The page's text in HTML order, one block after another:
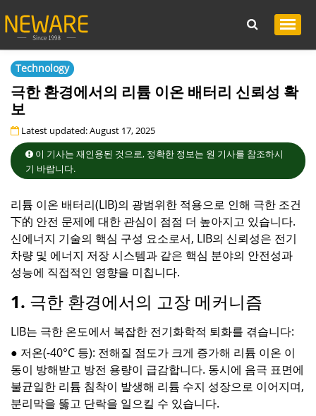
Technology
극한 환경에서의 리튬 이온 배터리 신뢰성 확
보
Latest updated: August 17, 2025
이 기사는 재인용된 것으로, 정확한 정보는 원 기사를 참조하시
기 바랍니다.
리튬 이온 배터리(LIB)의 광범위한 적용으로 인해 극한 조건
下的 안전 문제에 대한 관심이 점점 더 높아지고 있습니다.
신에너지 기술의 핵심 구성 요소로서, LIB의 신뢰성은 전기
차량 및 에너지 저장 시스템과 같은 핵심 분야의 안전성과
성능에 직접적인 영향을 미칩니다.
1. 극한 환경에서의 고장 메커니즘
LIB는 극한 온도에서 복잡한 전기화학적 퇴화를 겪습니다:
● 저온(-40°C 등): 전해질 점도가 크게 증가해 리튬 이온 이
동이 방해받고 방전 용량이 급감합니다. 동시에 음극 표면에
불균일한 리튬 침착이 발생해 리튬 수지 성장으로 이어지며,
분리막을 뚫고 단락을 일으킬 수 있습니다.